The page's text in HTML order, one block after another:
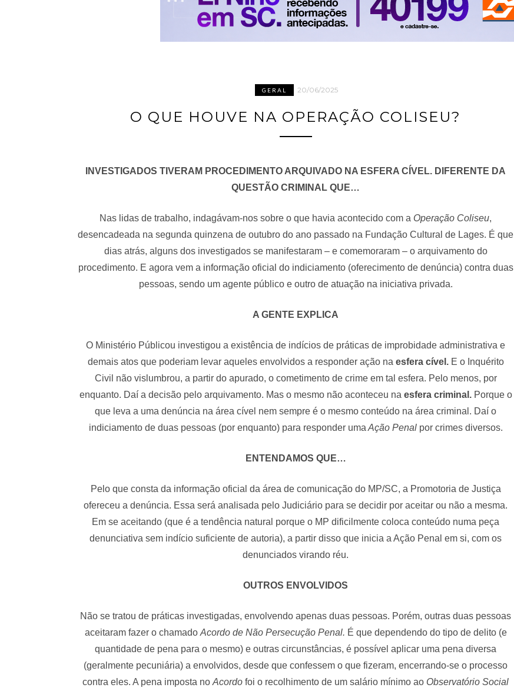
GERAL 20/06/2025
O QUE HOUVE NA OPERAÇÃO COLISEU?
INVESTIGADOS TIVERAM PROCEDIMENTO ARQUIVADO NA ESFERA CÍVEL. DIFERENTE DA
QUESTÃO CRIMINAL QUE…
Nas lidas de trabalho, indagávam-nos sobre o que havia acontecido com a Operação Coliseu,
desencadeada na segunda quinzena de outubro do ano passado na Fundação Cultural de Lages. É que
dias atrás, alguns dos investigados se manifestaram – e comemoraram – o arquivamento do
procedimento. E agora vem a informação oficial do indiciamento (oferecimento de denúncia) contra duas
pessoas, sendo um agente público e outro de atuação na iniciativa privada.
A GENTE EXPLICA
O Ministério Públicou investigou a existência de indícios de práticas de improbidade administrativa e
demais atos que poderiam levar aqueles envolvidos a responder ação na esfera cível. E o Inquérito
Civil não vislumbrou, a partir do apurado, o cometimento de crime em tal esfera. Pelo menos, por
enquanto. Daí a decisão pelo arquivamento. Mas o mesmo não aconteceu na esfera criminal.Porque o
que leva a uma denúncia na área cível nem sempre é o mesmo conteúdo na área criminal. Daí o
indiciamento de duas pessoas (por enquanto) para responder uma Ação Penal por crimes diversos.
ENTENDAMOS QUE…
Pelo que consta da informação oficial da área de comunicação do MP/SC, a Promotoria de Justiça
ofereceu a denúncia. Essa será analisada pelo Judiciário para se decidir por aceitar ou não a mesma.
Em se aceitando (que é a tendência natural porque o MP dificilmente coloca conteúdo numa peça
denunciativa sem indício suficiente de autoria), a partir disso que inicia a Ação Penal em si, com os
denunciados virando réu.
OUTROS ENVOLVIDOS
Não se tratou de práticas investigadas, envolvendo apenas duas pessoas. Porém, outras duas pessoas
aceitaram fazer o chamado Acordo de Não Persecução Penal. É que dependendo do tipo de delito (e
quantidade de pena para o mesmo) e outras circunstâncias, é possível aplicar uma pena diversa
(geralmente pecuniária) a envolvidos, desde que confessem o que fizeram, encerrando-se o processo
contra eles. A pena imposta no Acordo foi o recolhimento de um salário mínimo ao Observatório Social